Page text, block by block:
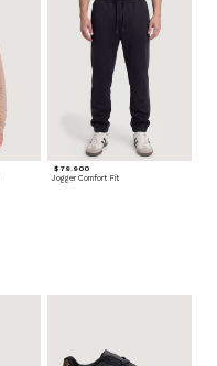
$ 79.900
Jogger Comfort Fit